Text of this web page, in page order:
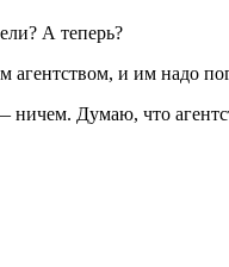
А теперь?
агентством, и им надо
ничем. Думаю, что